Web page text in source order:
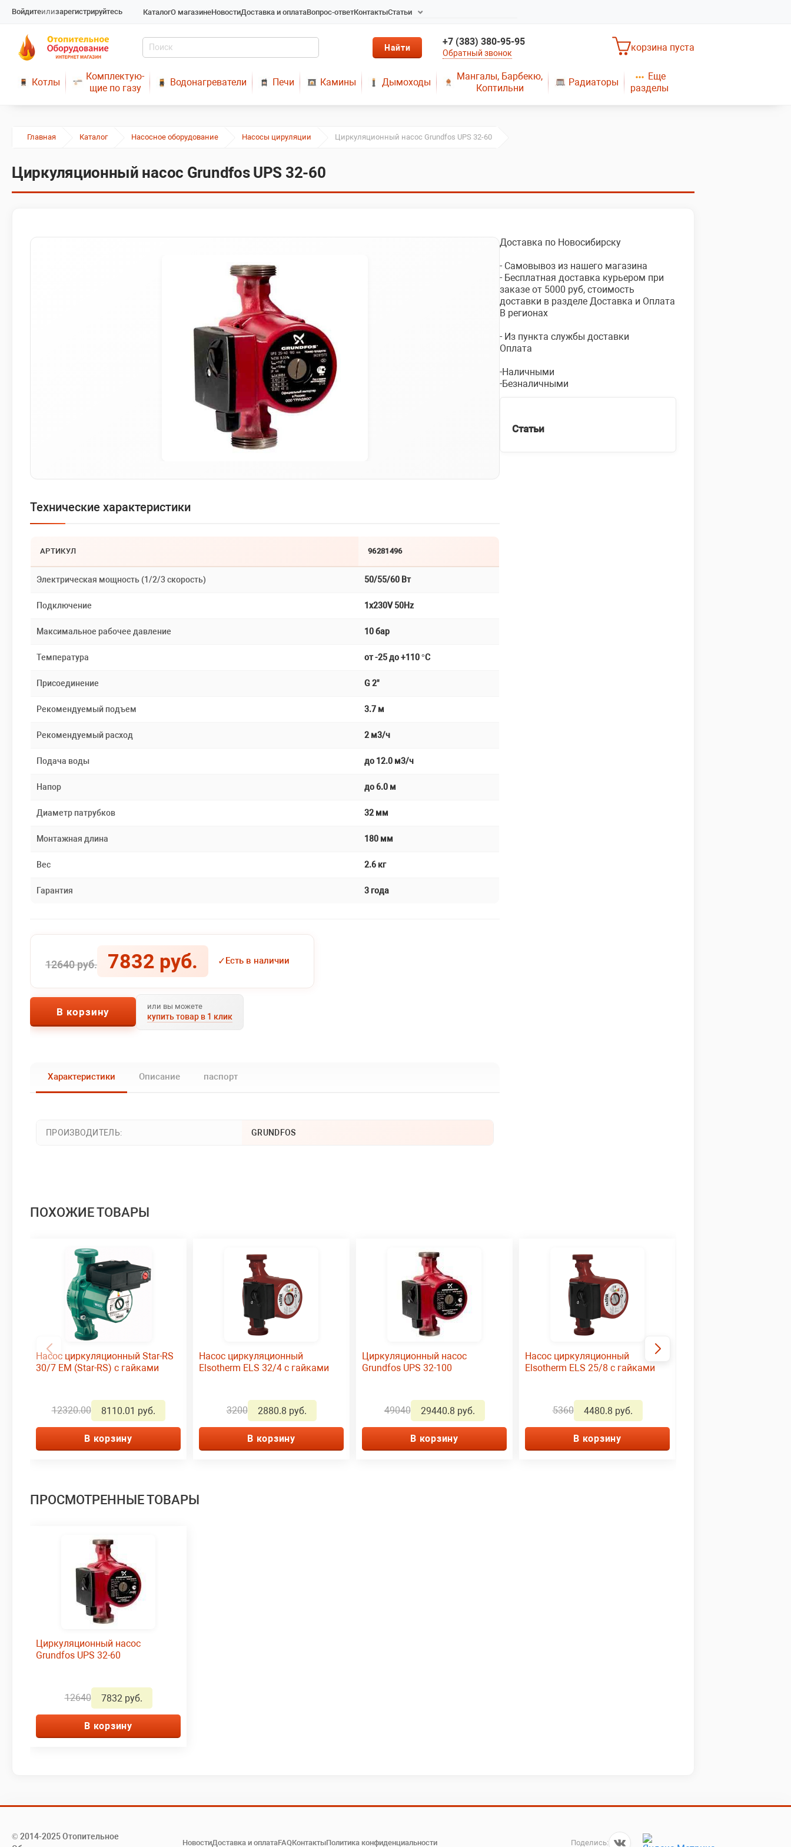
Войдитеилизарегистрируйтесь КаталогО магазинеНовостиДоставка и оплатаВопрос-ответКонтактыСтатьи
Радиаторы отопления в
Новосибирске
Твердотопливные котлы
длительного горения
Металопластик
+7 (383) 380-95-95
Обратный звонок
корзина пуста
Котлы
Комплектую-
щие по газу
Водонагреватели Печи Камины Дымоходы
Мангалы, Барбекю,
Коптильни
Радиаторы
Еще
разделы
Главная Каталог Насосное оборудование Насосы цируляции Циркуляционный насос Grundfos UPS 32-60
Циркуляционный насос Grundfos UPS 32-60
Технические характеристики
АРТИКУЛ 96281496
Электрическая мощность (1/2/3 скорость) 50/55/60 Вт
Подключение 1x230V 50Hz
Максимальное рабочее давление 10 бар
Температура от -25 до +110 °С
Присоединение G 2"
Рекомендуемый подъем 3.7 м
Рекомендуемый расход 2 м3/ч
Подача воды до 12.0 м3/ч
Напор до 6.0 м
Диаметр патрубков 32 мм
Монтажная длина 180 мм
Вес 2.6 кг
Гарантия 3 года
12640 руб. 7832 руб. ✓Есть в наличии
В корзину или вы можете
купить товар в 1 клик
Характеристики Описание паспорт
ПРОИЗВОДИТЕЛЬ: GRUNDFOS
Доставка по Новосибирску
- Самовывоз из нашего магазина
- Бесплатная доставка курьером при
заказе от 5000 руб, стоимость
доставки в разделе Доставка и Оплата
В регионах
- Из пункта службы доставки
Оплата
-Наличными
-Безналичными
Статьи
ПОХОЖИЕ ТОВАРЫ
Насос циркуляционный Star-RS
30/7 EM (Star-RS) с гайками
12320.00 8110.01 руб.
В корзину
Насос циркуляционный
Elsotherm ELS 32/4 с гайками
3200 2880.8 руб.
В корзину
Циркуляционный насос
Grundfos UPS 32-100
49040 29440.8 руб.
В корзину
Насос циркуляционный
Elsotherm ELS 25/8 с гайками
5360 4480.8 руб.
В корзину
ПРОСМОТРЕННЫЕ ТОВАРЫ
Циркуляционный насос
Grundfos UPS 32-60
12640 7832 руб.
В корзину
© 2014-2025 Отопительное
НовостиДоставка и оплатаFAQКонтактыПолитика конфиденциальности Поделись: